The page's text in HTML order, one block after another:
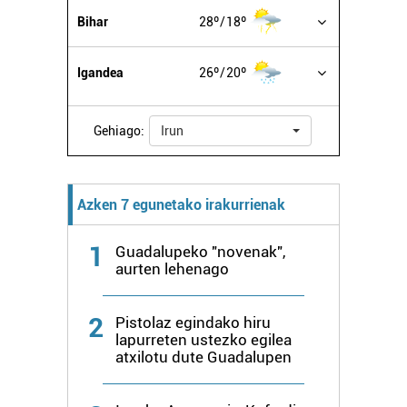
buruzko informazio gehiago eta ezarri zure lehentasunak
datuen atalean. Edozein unetan alda edo ken dezakezu
zure baimena Cookieen adierazpenean.
Webgune honek cookie propioak eta hirugarrenen cookie-
fitxategiak erabiltzen ditu. Zure esperientzia eta
zerbitzuak hobetzeko asmoz, cookie teknologiaz
erabiltzeko baimen esplizitua ematen diguzu.Gehiago
Bihar 28º 18º
Igandea 26º 20º
Gehiago: Irun
Azken 7 egunetako irakurrienak
1
Guadalupeko "novenak",
aurten lehenago
2
Pistolaz egindako hiru
lapurreten ustezko egilea
atxilotu dute Guadalupen